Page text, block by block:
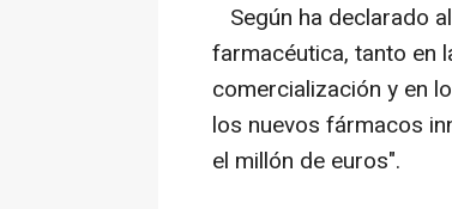
Según ha declarado
farmacéutica, tanto en
comercialización y en
los nuevos fármacos
el millón de euros".